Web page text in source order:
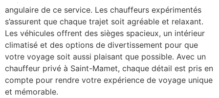
angulaire de ce service. Les chauffeurs expérimentés
s’assurent que chaque trajet soit agréable et relaxant.
Les véhicules offrent des sièges spacieux, un intérieur
climatisé et des options de divertissement pour que
votre voyage soit aussi plaisant que possible. Avec un
chauffeur privé à Saint-Mamet, chaque détail est pris en
compte pour rendre votre expérience de voyage unique
et mémorable.